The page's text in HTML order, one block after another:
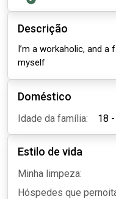
Descrição
I’m a workaholic, and
myself
Doméstico
Idade da família: 18
Estilo de vida
Minha limpeza:
Hóspedes que